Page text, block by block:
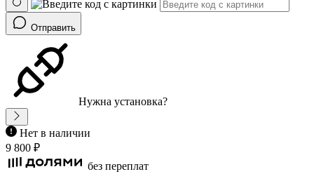
Отправить
Нужна установка?
Нет в наличии
9 800 ₽
без переплат